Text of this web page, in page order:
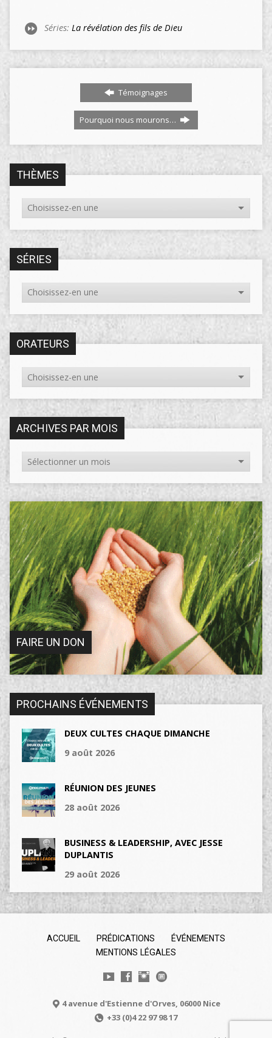
Séries: La révélation des fils de Dieu
Témoignages
Pourquoi nous mourons…
THÈMES
SÉRIES
ORATEURS
ARCHIVES PAR MOIS
FAIRE UN DON
PROCHAINS ÉVÉNEMENTS
DEUX CULTES CHAQUE DIMANCHE
9 août 2026
RÉUNION DES JEUNES
28 août 2026
BUSINESS & LEADERSHIP, AVEC JESSE
DUPLANTIS
29 août 2026
ACCUEIL PRÉDICATIONS
ÉVÉNEMENTS
MENTIONS LÉGALES
4 avenue d'Estienne d'Orves, 06000 Nice
+33 (0)4 22 97 98 17